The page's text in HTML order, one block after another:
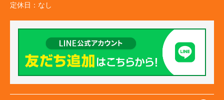
定休日： なし